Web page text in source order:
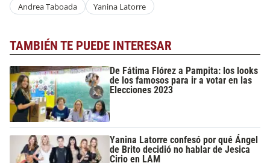
Andrea Taboada Yanina Latorre
TAMBIÉN TE PUEDE INTERESAR
De Fátima Flórez a Pampita: los looks
de los famosos para ir a votar en las
Elecciones 2023
Yanina Latorre confesó por qué Ángel
de Brito decidió no hablar de Jesica
Cirio en LAM